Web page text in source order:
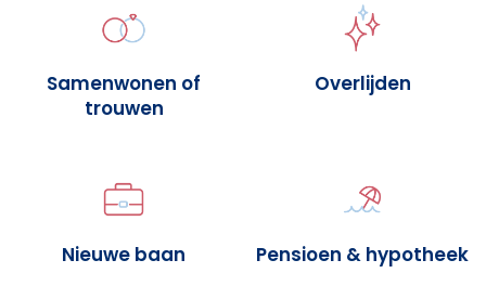
Samenwonen of
trouwen
Overlijden
Nieuwe baan Pensioen & hypotheek